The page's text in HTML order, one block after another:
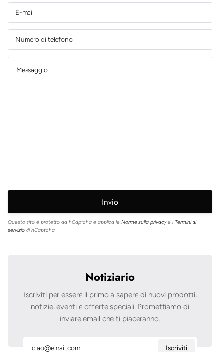
Questo sito è protetto da hCaptcha e applica le Norme sulla privacye i Termini di
servizio di hCaptcha.
Notiziario
Iscriviti per essere il primo a sapere di nuovi prodotti,
notizie, eventi e offerte speciali. Promettiamo di
inviare email che ti piaceranno.
Iscriviti